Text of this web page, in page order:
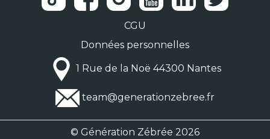
CGU
Données personnelles
1 Rue de la Noë 44300 Nantes
team@generationzebree.fr
© Génération Zébrée 2026